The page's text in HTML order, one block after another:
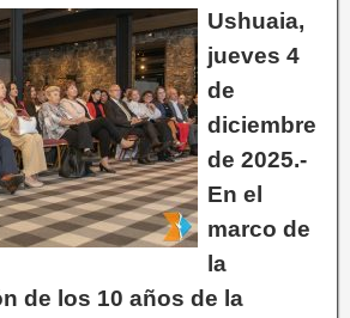
Ushuaia,
jueves 4
de
diciembre
de 2025.-
En el
marco de
la
de los 10 años de la